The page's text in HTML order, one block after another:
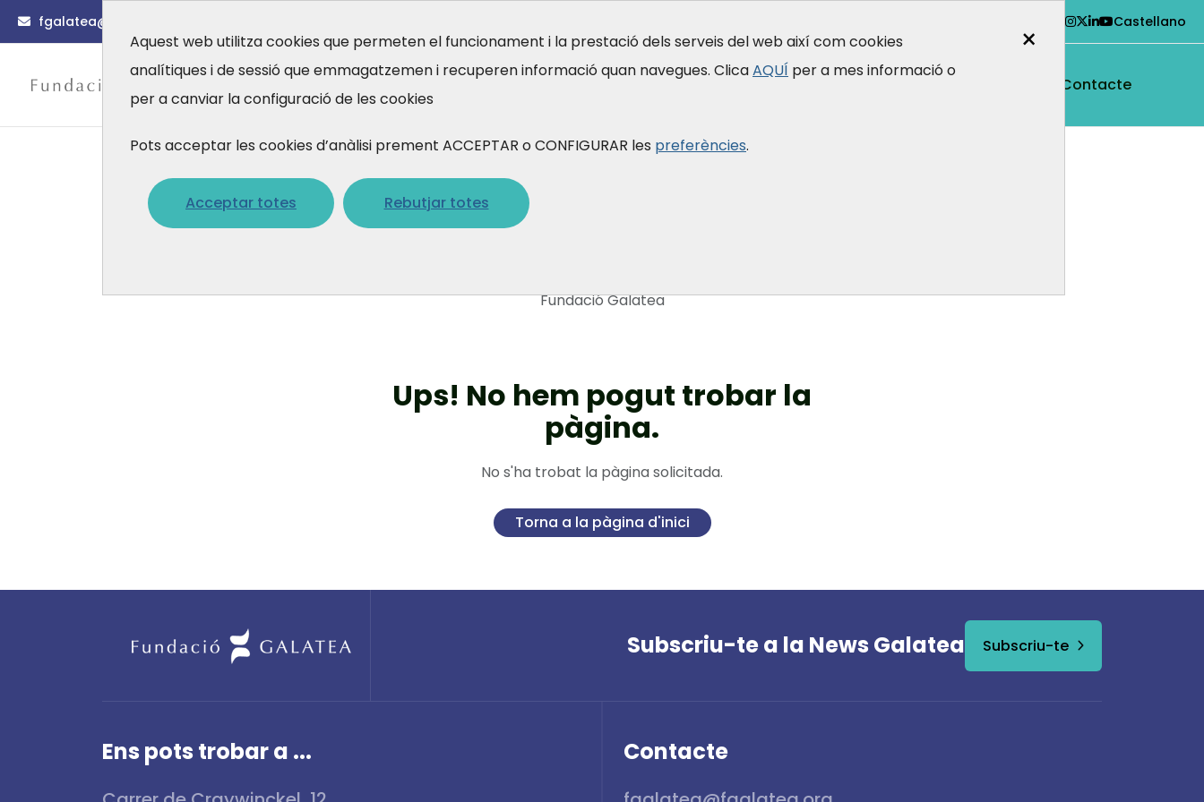
×
Aquest web utilitza cookies que permeten el funcionament i la prestació dels serveis del web així com cookies
analítiques i de sessió que emmagatzemen i recuperen informació quan navegues. ClicaAQUÍ per a mes informació o
per a canviar la configuració de les cookies
Pots acceptar les cookies d’anàlisi prement ACCEPTAR o CONFIGURAR les preferències.
Acceptar totes Rebutjar totes
fgalatea@fgalatea.org Castellano
Actualitat Formació Què fem A qui ens dirigim Contacte
Pàgina no trobada
Fundació Galatea
Ups! No hem pogut trobar la
pàgina.
No s'ha trobat la pàgina solicitada.
Torna a la pàgina d'inici
Subscriu-te a la News Galatea Subscriu-te
Ens pots trobar a ... Contacte